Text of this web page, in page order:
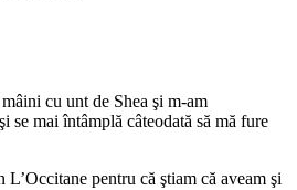
cu unt de Shea şi m-am
se mai întâmplă câteodată să mă fure
pentru că ştiam că aveam şi